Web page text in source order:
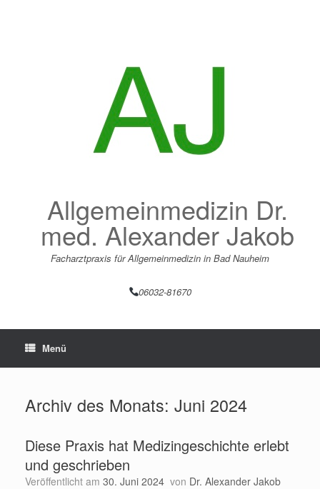
Allgemeinmedizin Dr.
med. Alexander Jakob
Facharztpraxis für Allgemeinmedizin in Bad Nauheim
06032-81670
Menü
Archiv des Monats: Juni 2024
Diese Praxis hat Medizingeschichte erlebt
und geschrieben
Veröffentlicht am 30. Juni 2024 von Dr. Alexander Jakob